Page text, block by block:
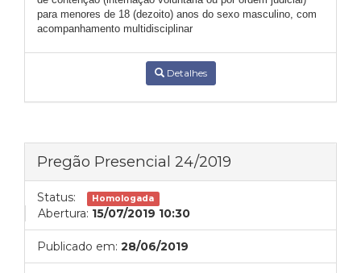
para menores de 18 (dezoito) anos do sexo masculino, com
acompanhamento multidisciplinar
Detalhes
Pregão Presencial 24/2019
Status: Homologada
Abertura: 15/07/2019 10:30
Publicado em: 28/06/2019